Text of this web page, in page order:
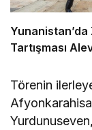
Tartışması
Törenin